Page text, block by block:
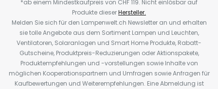
*ab einem Mindestkaufpreis von CHF 119. Nicht einlösbar auf
Produkte dieserHersteller.
Melden Sie sich für den Lampenwelt.ch Newsletter an und erhalten
sie tolle Angebote aus dem Sortiment Lampen und Leuchten,
Ventilatoren, Solaranlagen und Smart Home Produkte, Rabatt-
Gutscheine, Produktpreis-Reduzierungen oder Aktionspakete,
Produktempfehlungen und -vorstellungen sowie Inhalte von
möglichen Kooperationspartnern und Umfragen sowie Anfragen für
Kaufbewertungen und Weiterempfehlungen. Eine Abmeldung ist